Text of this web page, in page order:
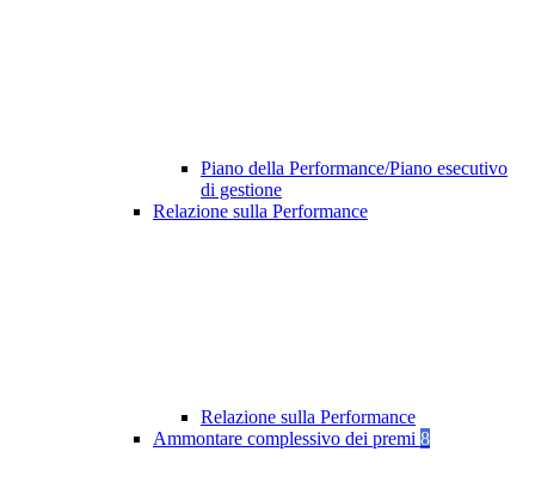
Piano della Performance/Piano esecutivo
di gestione
Relazione sulla Performance
Relazione sulla Performance
Ammontare complessivo dei premi 8